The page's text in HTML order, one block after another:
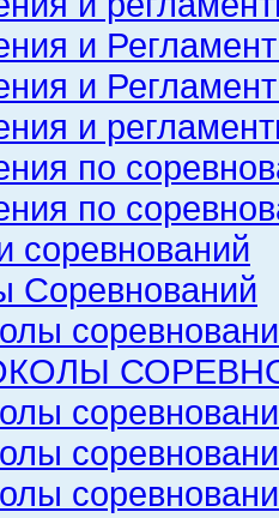
и
и
и
по
по
соревнований
Соревнований